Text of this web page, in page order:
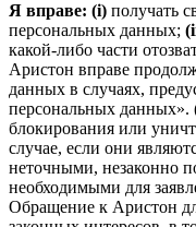
Я вправе: (i) получать
персональных данных;
какой-либо части
Аристон вправе
данных в случаях,
персональных данных».
блокирования или
случае, если они
неточными, незаконно
необходимыми для
Обращение к Аристон